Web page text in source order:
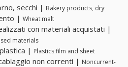
secchi | Bakery products, dry
| Wheat malt
con materiali acquistati |
materials
| Plastics film and sheet
non correnti | Noncurrent-